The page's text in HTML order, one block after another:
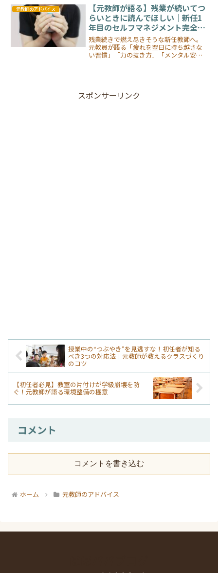
網羅した保存版ガイド。
元教師のアドバイス
【元教師が語る】残業が続いてつ
らいときに読んでほしい｜新任1
年目のセルフマネジメント完全ガ
イド 🎓✨
残業続きで燃え尽きそうな新任教師へ。
元教員が語る「疲れを翌日に持ち越さな
い習慣」「力の抜き方」「メンタル安定
スポンサーリンク
授業中の“つぶやき”を見逃すな！初任者が知る
べき3つの対応法｜元教師が教えるクラスづくり
のコツ
【初任者必見】教室の片付けが学級崩壊を防
ぐ！元教師が語る環境整備の極意
コメント
コメントを書き込む
ホーム 元教師のアドバイス